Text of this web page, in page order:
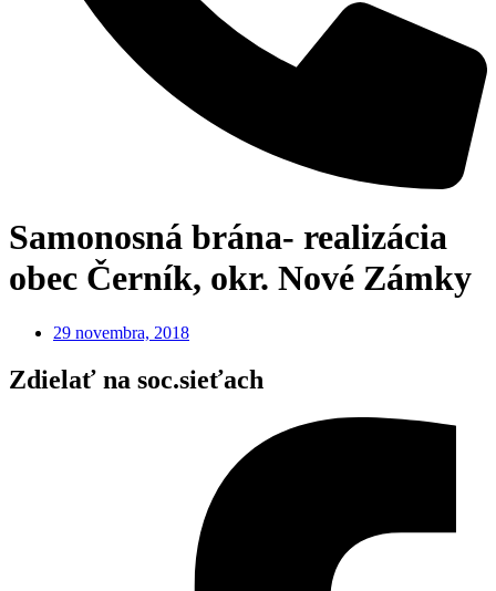
Samonosná brána- realizácia
obec Černík, okr. Nové Zámky
29 novembra, 2018
Zdielať na soc.sieťach